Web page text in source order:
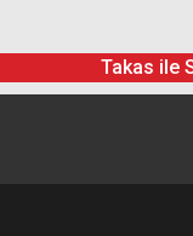
Takas ile